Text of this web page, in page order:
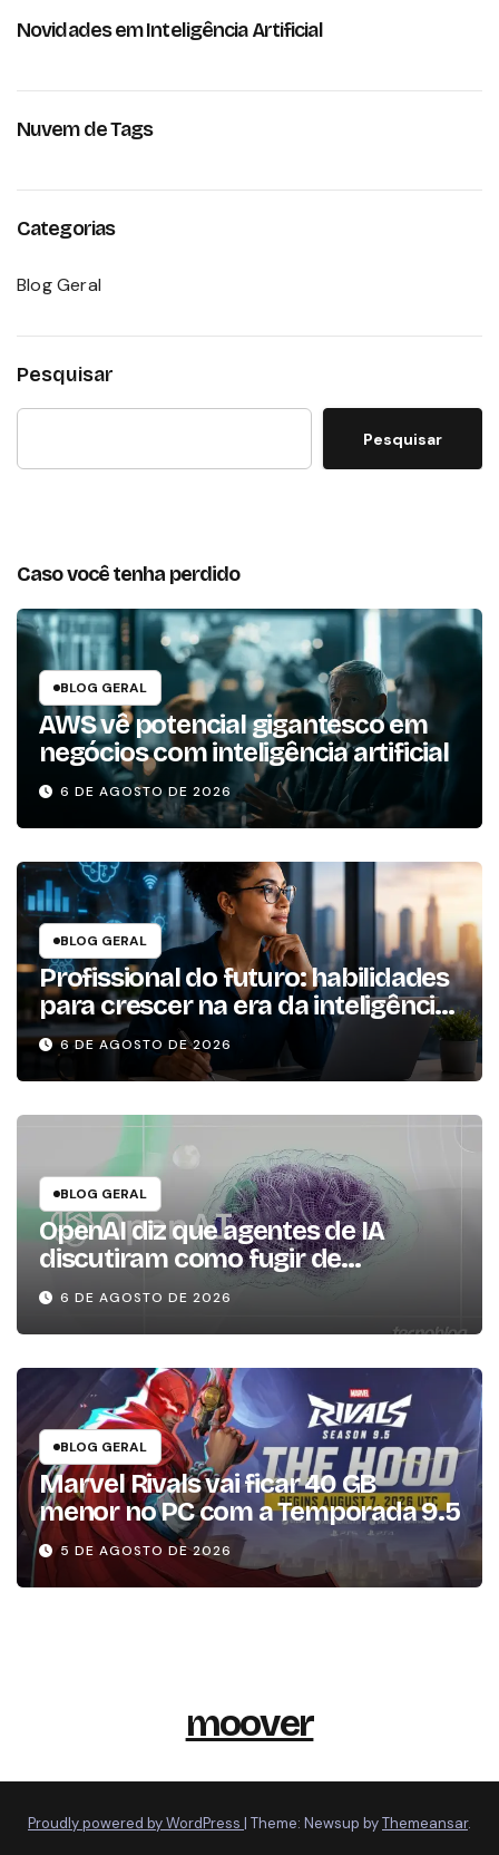
Novidades em Inteligência Artificial
Nuvem de Tags
Categorias
Blog Geral
Pesquisar
Pesquisar
Caso você tenha perdido
BLOG GERAL
AWS vê potencial gigantesco em
negócios com inteligência artificial
6 DE AGOSTO DE 2026
BLOG GERAL
Profissional do futuro: habilidades
para crescer na era da inteligência
artificial
6 DE AGOSTO DE 2026
BLOG GERAL
OpenAI diz que agentes de IA
discutiram como fugir de
ambiente controlado
6 DE AGOSTO DE 2026
BLOG GERAL
Marvel Rivals vai ficar 40 GB
menor no PC com a Temporada 9.5
5 DE AGOSTO DE 2026
moover
Proudly powered by WordPress | Theme: Newsup byThemeansar.